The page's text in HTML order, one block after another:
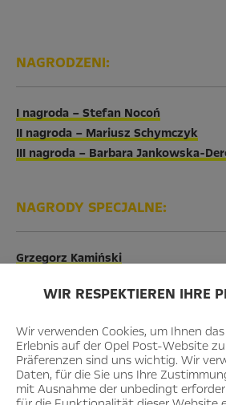
WIR RESPEKTIEREN IHRE
Wir verwenden Cookies, um Ihnen
Erlebnis auf der Opel Post-Website
Präferenzen sind uns wichtig. Wir
Daten, für die Sie uns Ihre
mit Ausnahme der unbedingt
NAGRODZENI:
I nagroda – Stefan Nocoń
II nagroda – Mariusz Schymczyk
III nagroda – Barbara Jankowska-
NAGRODY SPECJALNE:
Grzegorz Kamiński
Piotr Kania
Damian Pogoda
Adam Mikrut
Jakub Staroń
Krzysztof Raczek